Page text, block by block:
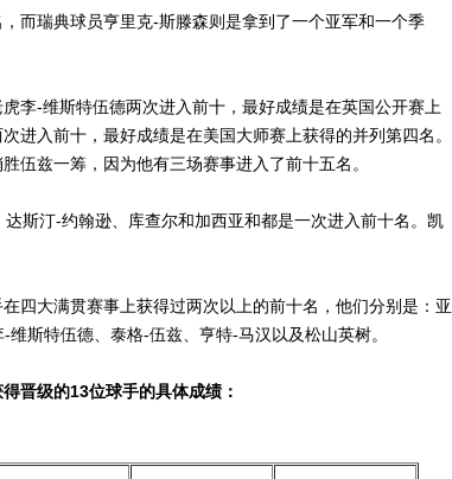
瑞典球员亨里克-斯滕森则是拿到了一个亚军和一个季
-维斯特伍德两次进入前十，最好成绩是在英国公开赛上
进入前十，最好成绩是在美国大师赛上获得的并列第四名。
伍兹一筹，因为他有三场赛事进入了前十五名。
汀-约翰逊、库查尔和加西亚和都是一次进入前十名。凯
大满贯赛事上获得过两次以上的前十名，他们分别是：亚
斯特伍德、泰格-伍兹、亨特-马汉以及松山英树。
级的13位球手的具体成绩：